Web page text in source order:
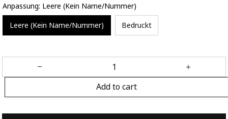
Anpassung: Leere (Kein Name/Nummer)
Leere (Kein Name/Nummer) Bedruckt
Add to cart